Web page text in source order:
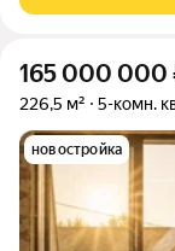
165 000 000
226,5 м² 5-комн.
новостройка